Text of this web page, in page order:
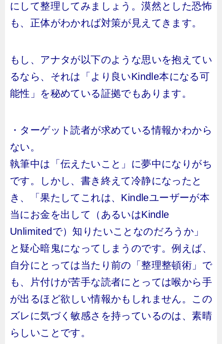
にして整理してみましょう。漠然とした恐怖
も、正体がわかれば対策が見えてきます。
もし、アナタが以下のような思いを抱えてい
るなら、それは「より良いKindle本になる可
能性」を秘めている証拠でもあります。
・ターゲット読者が求めている情報かわから
ない。
執筆中は「伝えたいこと」に夢中になりがち
です。しかし、書き終えて冷静になったと
き、「果たしてこれは、Kindleユーザーが本
当にお金を出して（あるいはKindle
Unlimitedで）知りたいことなのだろうか」
と疑心暗鬼になってしまうのです。例えば、
自分にとっては当たり前の「整理整頓術」で
も、片付けが苦手な読者にとっては喉から手
が出るほど欲しい情報かもしれません。この
ズレに気づく敏感さを持っているのは、素晴
らしいことです。